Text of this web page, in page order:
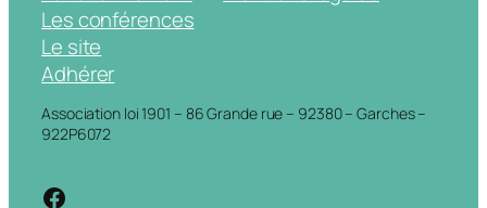
Les conférences
Le site
Adhérer
Association loi 1901 – 86 Grande rue – 92380 – Garches –
922P6072
https://www.facebook.com/